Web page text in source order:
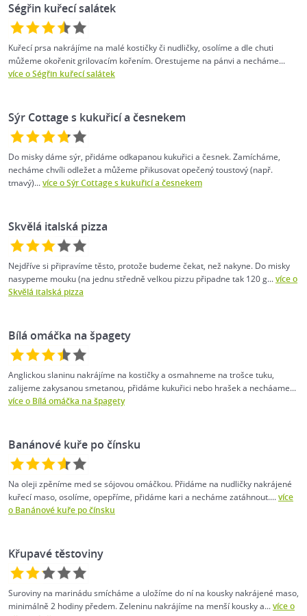
Ségřin kuřecí salátek
Kuřecí prsa nakrájíme na malé kostičky či nudličky, osolíme a dle chuti
můžeme okořenit grilovacím kořením. Orestujeme na pánvi a necháme...
více o Ségřin kuřecí salátek
Sýr Cottage s kukuřicí a česnekem
Do misky dáme sýr, přidáme odkapanou kukuřici a česnek. Zamícháme,
necháme chvíli odležet a můžeme přikusovat opečený toustový (např.
tmavý)...více o Sýr Cottage s kukuřicí a česnekem
Skvělá italská pizza
Nejdříve si připravíme těsto, protože budeme čekat, než nakyne. Do misky
nasypeme mouku (na jednu středně velkou pizzu připadne tak 120 g...více o
Skvělá italská pizza
Bílá omáčka na špagety
Anglickou slaninu nakrájíme na kostičky a osmahneme na trošce tuku,
zalijeme zakysanou smetanou, přidáme kukuřici nebo hrašek a necháame...
více o Bílá omáčka na špagety
Banánové kuře po čínsku
Na oleji zpěníme med se sójovou omáčkou. Přidáme na nudličky nakrájené
kuřecí maso, osolíme, opepříme, přidáme kari a necháme zatáhnout....více
o Banánové kuře po čínsku
Křupavé těstoviny
Suroviny na marinádu smícháme a uložíme do ní na kousky nakrájené maso,
minimálně 2 hodiny předem. Zeleninu nakrájíme na menší kousky a...více o